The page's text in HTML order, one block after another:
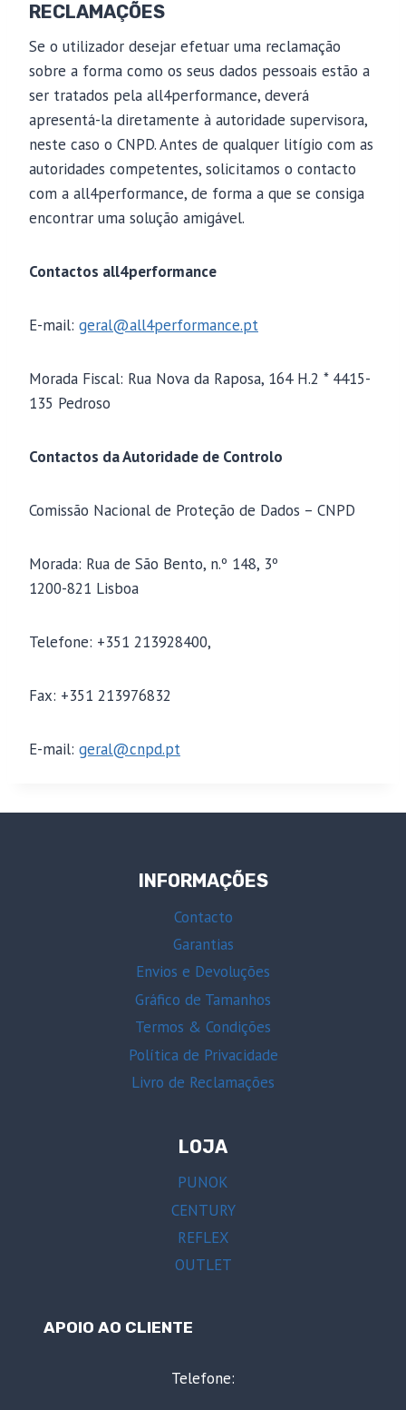
RECLAMAÇÕES
Se o utilizador desejar efetuar uma reclamação
sobre a forma como os seus dados pessoais estão a
ser tratados pela all4performance, deverá
apresentá-la diretamente à autoridade supervisora,
neste caso o CNPD. Antes de qualquer litígio com as
autoridades competentes, solicitamos o contacto
com a all4performance, de forma a que se consiga
encontrar uma solução amigável.
Contactos all4performance
E-mail: geral@all4performance.pt
Morada Fiscal: Rua Nova da Raposa, 164 H.2 * 4415-
135 Pedroso
Contactos da Autoridade de Controlo
Comissão Nacional de Proteção de Dados – CNPD
Morada: Rua de São Bento, n.º 148, 3º
1200-821 Lisboa
Telefone: +351 213928400,
Fax: +351 213976832
E-mail: geral@cnpd.pt
INFORMAÇÕES
Contacto
Garantias
Envios e Devoluções
Gráfico de Tamanhos
Termos & Condições
Política de Privacidade
Livro de Reclamações
LOJA
PUNOK
CENTURY
REFLEX
OUTLET
APOIO AO CLIENTE
Telefone: